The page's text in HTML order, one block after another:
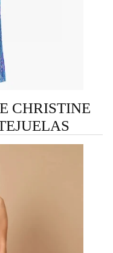
CHRISTINE